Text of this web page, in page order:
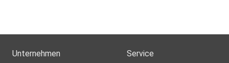
Unternehmen Service